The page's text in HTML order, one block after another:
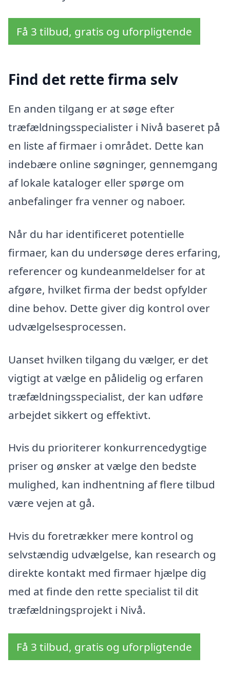
Få 3 tilbud, gratis og uforpligtende
Find det rette firma selv
En anden tilgang er at søge efter
træfældningsspecialister i Nivå baseret på
en liste af firmaer i området. Dette kan
indebære online søgninger, gennemgang
af lokale kataloger eller spørge om
anbefalinger fra venner og naboer.
Når du har identificeret potentielle
firmaer, kan du undersøge deres erfaring,
referencer og kundeanmeldelser for at
afgøre, hvilket firma der bedst opfylder
dine behov. Dette giver dig kontrol over
udvælgelsesprocessen.
Uanset hvilken tilgang du vælger, er det
vigtigt at vælge en pålidelig og erfaren
træfældningsspecialist, der kan udføre
arbejdet sikkert og effektivt.
Hvis du prioriterer konkurrencedygtige
priser og ønsker at vælge den bedste
mulighed, kan indhentning af flere tilbud
være vejen at gå.
Hvis du foretrækker mere kontrol og
selvstændig udvælgelse, kan research og
direkte kontakt med firmaer hjælpe dig
med at finde den rette specialist til dit
træfældningsprojekt i Nivå.
Få 3 tilbud, gratis og uforpligtende